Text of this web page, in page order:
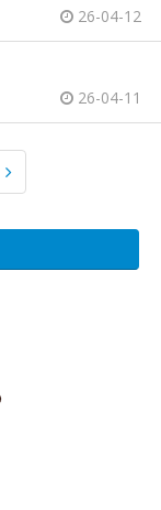
26-04-12
26-04-11